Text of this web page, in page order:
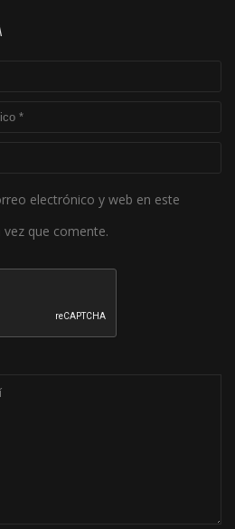
electrónico y web en este
que comente.